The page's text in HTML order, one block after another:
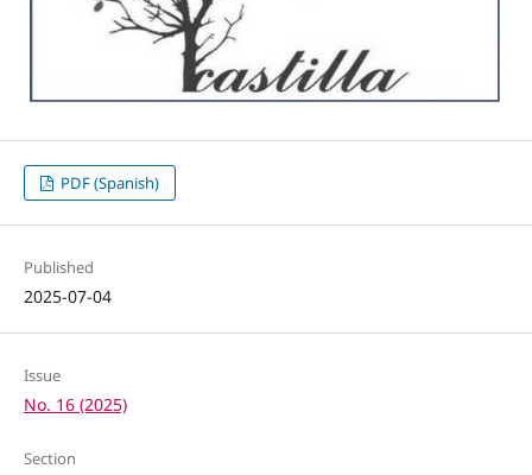
PDF (Spanish)
Published
2025-07-04
Issue
No. 16 (2025)
Section